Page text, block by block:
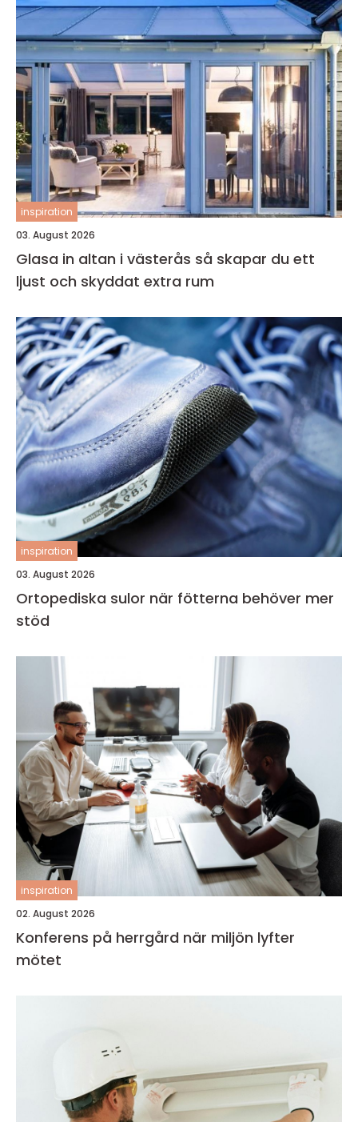
inspiration
03. August 2026
Glasa in altan i västerås så skapar du ett
ljust och skyddat extra rum
inspiration
03. August 2026
Ortopediska sulor när fötterna behöver mer
stöd
inspiration
02. August 2026
Konferens på herrgård när miljön lyfter
mötet